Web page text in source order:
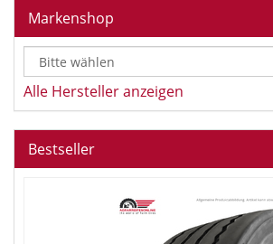
Markenshop
Alle Hersteller anzeigen
Bestseller